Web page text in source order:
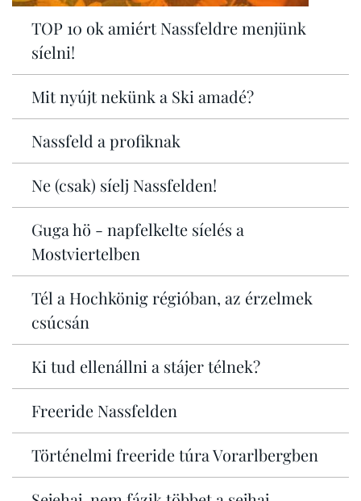
TOP 10 ok amiért Nassfeldre menjünk
síelni!
Mit nyújt nekünk a Ski amadé?
Nassfeld a profiknak
Ne (csak) síelj Nassfelden!
Guga hö - napfelkelte síelés a
Mostviertelben
Tél a Hochkönig régióban, az érzelmek
csúcsán
Ki tud ellenállni a stájer télnek?
Freeride Nassfelden
Történelmi freeride túra Vorarlbergben